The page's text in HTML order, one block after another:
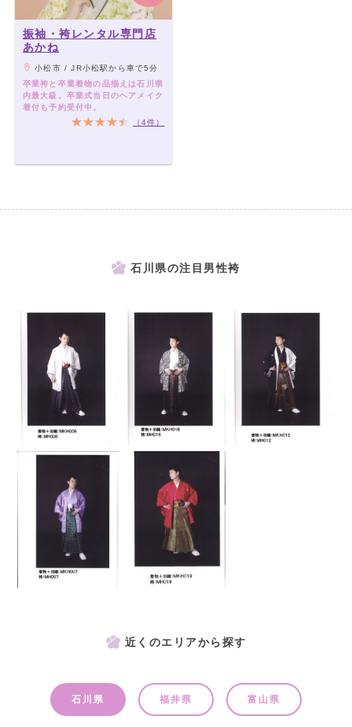
振袖・袴レンタル専門店
あかね
小松市 / JR小松駅から車で5分
卒業袴と卒業着物の品揃えは石川県
内最大級。卒業式当日のヘアメイク
着付も予約受付中。
（4件）
石川県の注目男性袴
近くのエリアから探す
石川県 福井県 富山県